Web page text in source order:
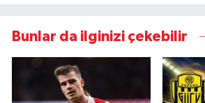
Bunlar da ilginizi çekebilir